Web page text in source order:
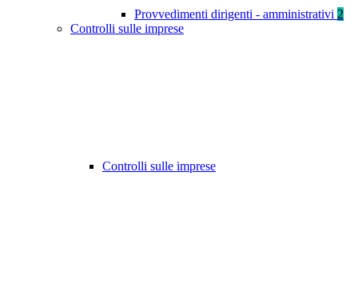
Provvedimenti dirigenti - amministrativi 2
Controlli sulle imprese
Controlli sulle imprese